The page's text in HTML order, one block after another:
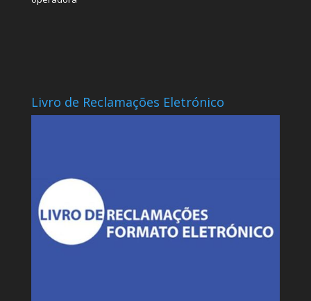
Livro de Reclamações Eletrónico